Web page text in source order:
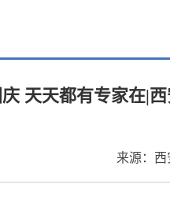
天天都有专家在|
来源：